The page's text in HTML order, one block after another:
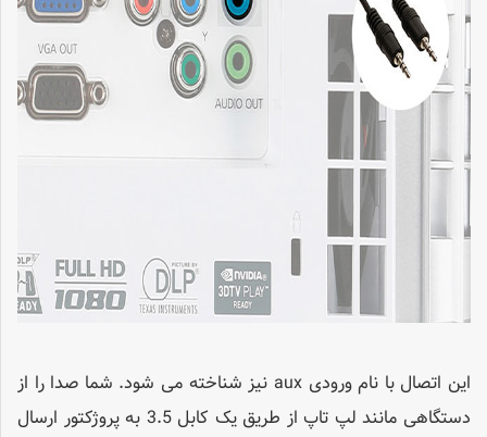
این اتصال با نام ورودی aux نیز شناخته می شود. شما صدا را از
دستگاهی مانند لپ تاپ از طریق یک کابل 3.5 به پروژکتور ارسال